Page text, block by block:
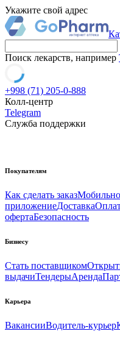
Укажите свой адрес
Поиск лекарств, например
+998 (71) 205-0-888
Колл-центр
Telegram
Служба поддержки
Покупателям
Как сделать заказ
приложениеДоставка
офертаБезопасность
Бизнесу
Стать поставщиком
выдачиТендерыАренда
Карьера
ВакансииВодитель-курьер